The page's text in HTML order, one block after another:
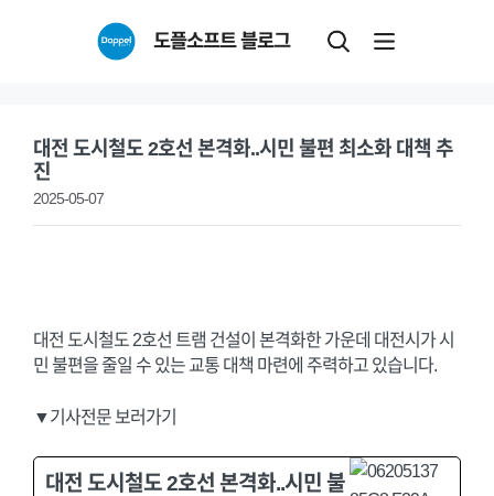
도플소프트 블로그
대전 도시철도 2호선 본격화..시민 불편 최소화 대책 추
진
2025-05-07
대전 도시철도 2호선 트램 건설이 본격화한 가운데 대전시가 시
민 불편을 줄일 수 있는 교통 대책 마련에 주력하고 있습니다.
▼기사전문 보러가기
대전 도시철도 2호선 본격화..시민 불